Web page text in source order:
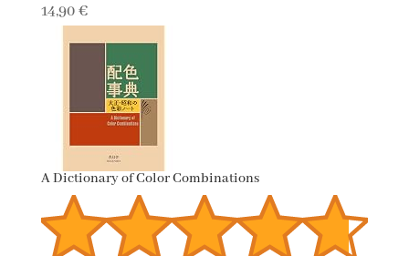
14,90 €
A Dictionary of Color Combinations